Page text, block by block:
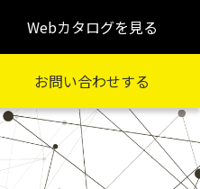
質問 お知らせ 採用情報
ら探す カテゴリから探す
Webカタログを見る
お問い合わせする